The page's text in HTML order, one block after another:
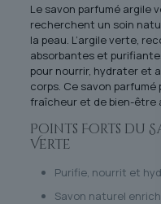
Le savon parfumé argile
recherchent un soin
la peau. L’argile verte,
absorbantes et
pour nourrir, hydrater et
corps. Ce savon
fraîcheur et de bien-être
Points Forts du
Verte
Purifie, nourrit et
Savon naturel